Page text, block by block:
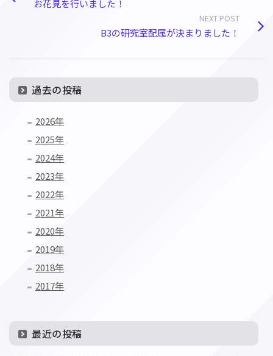
お花見を行いました！
NEXT POST
B3の研究室配属が決まりました！
過去の投稿
2026年
2025年
2024年
2023年
2022年
2021年
2020年
2019年
2018年
2017年
最近の投稿